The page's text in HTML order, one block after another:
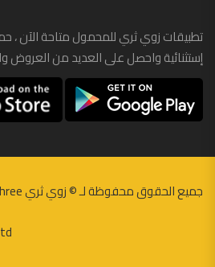
تطبيقات زوي ثري للمحمول متاحة الآن ،
إستثنائية واحصل على العديد من العروض
جميع الحقوق محفوظة لـ ©زوي ثري ZoyThree - بوابة التسوق